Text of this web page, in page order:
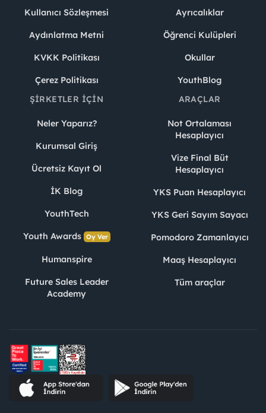
Kullanıcı Sözleşmesi
Aydınlatma Metni
KVKK Politikası
Çerez Politikası
Ayrıcalıklar
Öğrenci Kulüpleri
Okullar
YouthBlog
ŞIRKETLER İÇIN
Neler Yaparız?
Kurumsal Giriş
Ücretsiz Kayıt Ol
İK Blog
YouthTech
Youth Awards Oy Ver
Humanspire
Future Sales Leader
Academy
ARAÇLAR
Not Ortalaması
Hesaplayıcı
Vize Final Büt
Hesaplayıcı
YKS Puan Hesaplayıcı
YKS Geri Sayım Sayacı
Pomodoro Zamanlayıcı
Maaş Hesaplayıcı
Tüm araçlar